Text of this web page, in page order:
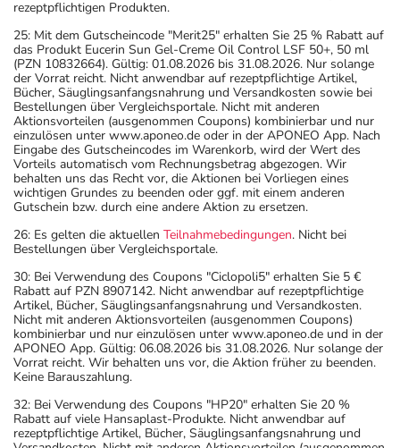
rezeptpflichtigen Produkten.
25: Mit dem Gutscheincode "Merit25" erhalten Sie 25 % Rabatt auf
das Produkt Eucerin Sun Gel-Creme Oil Control LSF 50+, 50 ml
(PZN 10832664). Gültig: 01.08.2026 bis 31.08.2026. Nur solange
der Vorrat reicht. Nicht anwendbar auf rezeptpflichtige Artikel,
Bücher, Säuglingsanfangsnahrung und Versandkosten sowie bei
Bestellungen über Vergleichsportale. Nicht mit anderen
Aktionsvorteilen (ausgenommen Coupons) kombinierbar und nur
einzulösen unter www.aponeo.de oder in der APONEO App. Nach
Eingabe des Gutscheincodes im Warenkorb, wird der Wert des
Vorteils automatisch vom Rechnungsbetrag abgezogen. Wir
behalten uns das Recht vor, die Aktionen bei Vorliegen eines
wichtigen Grundes zu beenden oder ggf. mit einem anderen
Gutschein bzw. durch eine andere Aktion zu ersetzen.
26: Es gelten die aktuellen Teilnahmebedingungen. Nicht bei
Bestellungen über Vergleichsportale.
30: Bei Verwendung des Coupons "Ciclopoli5" erhalten Sie 5 €
Rabatt auf PZN 8907142. Nicht anwendbar auf rezeptpflichtige
Artikel, Bücher, Säuglingsanfangsnahrung und Versandkosten.
Nicht mit anderen Aktionsvorteilen (ausgenommen Coupons)
kombinierbar und nur einzulösen unter www.aponeo.de und in der
APONEO App. Gültig: 06.08.2026 bis 31.08.2026. Nur solange der
Vorrat reicht. Wir behalten uns vor, die Aktion früher zu beenden.
Keine Barauszahlung.
32: Bei Verwendung des Coupons "HP20" erhalten Sie 20 %
Rabatt auf viele Hansaplast-Produkte. Nicht anwendbar auf
rezeptpflichtige Artikel, Bücher, Säuglingsanfangsnahrung und